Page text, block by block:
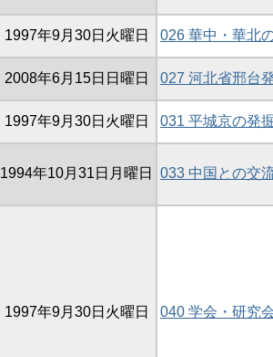
1997年9月30日火曜日 026 華中・華北
2008年6月15日日曜日 027 河北省邢台
1997年9月30日火曜日 031 平城京の発
1994年10月31日月曜日 033 中国との交
1997年9月30日火曜日 040 学会・研究